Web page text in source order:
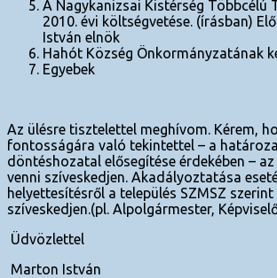
A Nagykanizsai Kistérség Többcélú
2010. évi költségvetése. (írásban)
István elnök
Hahót Község Önkormányzatának
Egyebek
Az ülésre tisztelettel meghívom. Kérem,
fontosságára való tekintettel – a
döntéshozatal elősegítése érdekében –
venni szíveskedjen. Akadályoztatása
helyettesítésről a település SZMSZ
szíveskedjen.(pl. Alpolgármester,
Üdvözlettel
Marton István